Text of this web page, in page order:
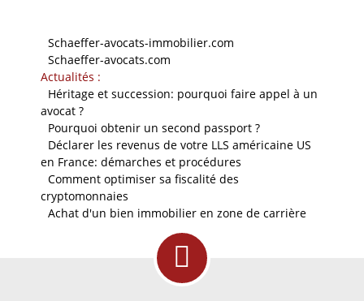
Schaeffer-avocats-immobilier.com
Schaeffer-avocats.com
Actualités :
Héritage et succession: pourquoi faire appel à un
avocat ?
Pourquoi obtenir un second passport ?
Déclarer les revenus de votre LLS américaine US
en France: démarches et procédures
Comment optimiser sa fiscalité des
cryptomonnaies
Achat d'un bien immobilier en zone de carrière